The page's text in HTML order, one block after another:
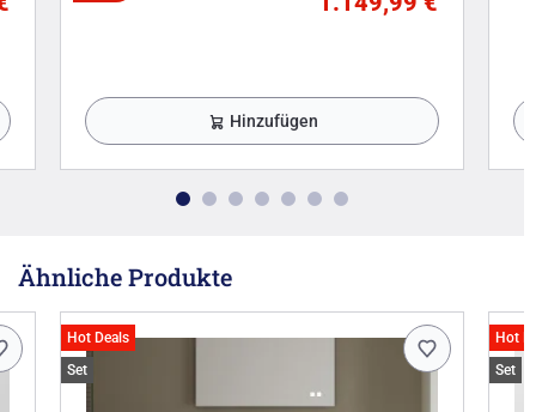
Hinzufügen
Ähnliche Produkte
Hot Deals
Set
Hot
Set